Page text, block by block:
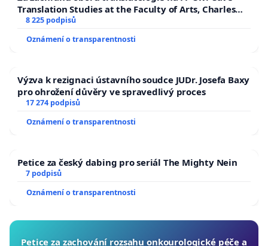
Translation Studies at the Faculty of Arts, Charles
University
8 225 podpisů
Oznámení o transparentnosti
Výzva k rezignaci ústavního soudce JUDr. Josefa Baxy
pro ohrožení důvěry ve spravedlivý proces
17 274 podpisů
Oznámení o transparentnosti
Petice za český dabing pro seriál The Mighty Nein
7 podpisů
Oznámení o transparentnosti
Petice za zachování rozsahu onkourologické péče a